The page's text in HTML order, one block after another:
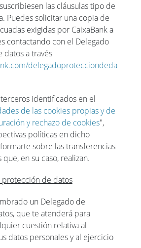
las cláusulas tipo de
Puedes solicitar una copia de
exigidas por CaixaBank a
contactando con el Delegado
datos a través
delegadoprotecciondeda
identificados en el
de las cookies propias y de
y rechazo de cookies",
políticas en dicho
sobre las transferencias
en su caso, realizan.
de datos
un Delegado de
que te atenderá para
cuestión relativa al
datos personales y al ejercicio